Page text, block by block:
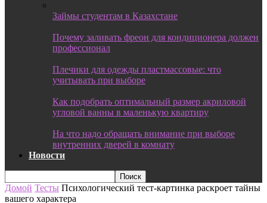
Займы студентам в Казахстане
Почему заливать фреон для кондиционера должен
профессионал
Плечики для одежды пластмассовые: что
учитывать при выборе
Как подобрать оптимальный размер акриловой
угловой ванны в маленькую квартиру
На что надо обращать внимание при выборе
внутренних дверей в комнату
Новости
Домой Тесты Психологический тест-картинка раскроет тайны
вашего характера